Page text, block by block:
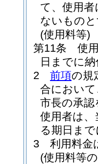
て、使用
ないもの
(使用料等)
第11条
使
日までに
2
前項の規
合において
市長の承
使用者は、
る期日ま
3
利用料金
(使用料等